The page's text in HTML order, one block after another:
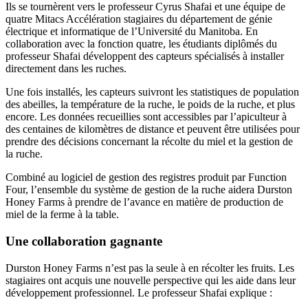
Ils se tournèrent vers le professeur Cyrus Shafai et une équipe de
quatre Mitacs Accélération stagiaires du département de génie
électrique et informatique de l’Université du Manitoba. En
collaboration avec la fonction quatre, les étudiants diplômés du
professeur Shafai développent des capteurs spécialisés à installer
directement dans les ruches.
Une fois installés, les capteurs suivront les statistiques de population
des abeilles, la température de la ruche, le poids de la ruche, et plus
encore. Les données recueillies sont accessibles par l’apiculteur à
des centaines de kilomètres de distance et peuvent être utilisées pour
prendre des décisions concernant la récolte du miel et la gestion de
la ruche.
Combiné au logiciel de gestion des registres produit par Function
Four, l’ensemble du système de gestion de la ruche aidera Durston
Honey Farms à prendre de l’avance en matière de production de
miel de la ferme à la table.
Une collaboration gagnante
Durston Honey Farms n’est pas la seule à en récolter les fruits. Les
stagiaires ont acquis une nouvelle perspective qui les aide dans leur
développement professionnel. Le professeur Shafai explique :